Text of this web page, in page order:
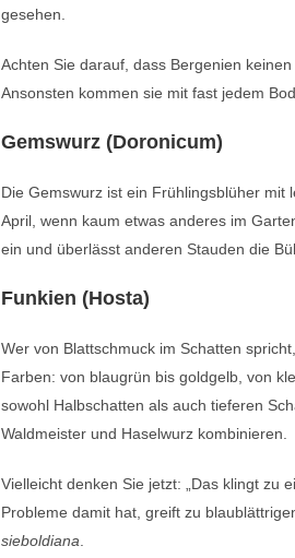
gesehen.
Achten Sie darauf, dass Bergenien
Ansonsten kommen sie mit fast jedem
Gemswurz (Doronicum)
Die Gemswurz ist ein Frühlingsblüher
April, wenn kaum etwas anderes im
ein und überlässt anderen Stauden die
Funkien (Hosta)
Wer von Blattschmuck im Schatten
Farben: von blaugrün bis goldgelb, von
sowohl Halbschatten als auch tieferen
Waldmeister und Haselwurz kombinieren.
Vielleicht denken Sie jetzt: „Das klingt zu
Probleme damit hat, greift zu
sieboldiana